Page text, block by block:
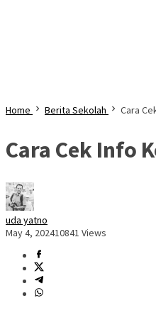
Home Berita Sekolah Cara
Cara Cek Info
uda yatno
May 4, 202410841 Views